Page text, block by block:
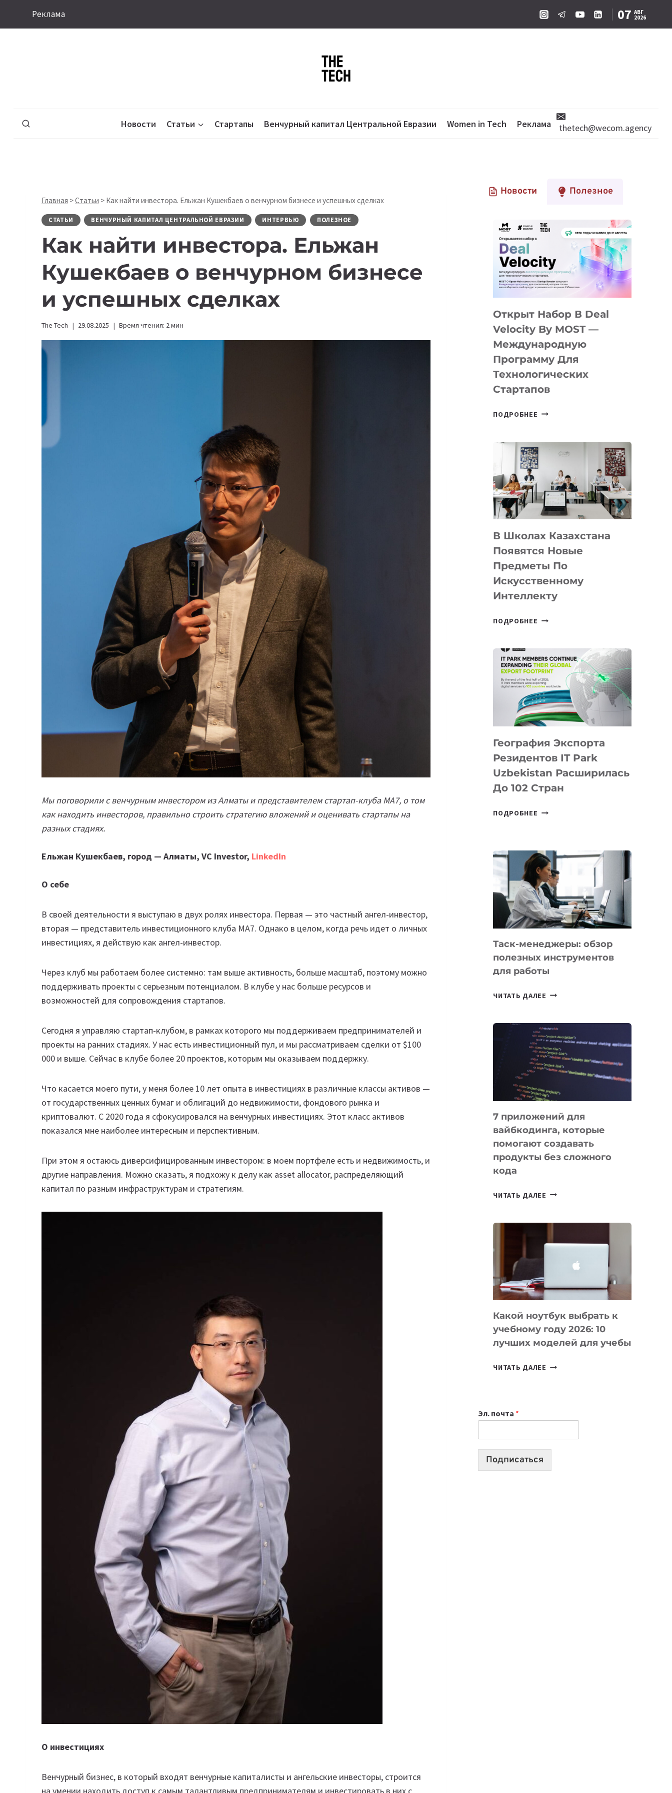
Реклама 07 АВГ
2026
Новости Статьи Стартапы Венчурный капитал Центральной Евразии Women in Tech Реклама thetech@wecom.agency
Главная >Статьи > Как найти инвестора. Ельжан Кушекбаев о венчурном бизнесе и успешных сделках
СТАТЬИ ВЕНЧУРНЫЙ КАПИТАЛ ЦЕНТРАЛЬНОЙ ЕВРАЗИИ ИНТЕРВЬЮ ПОЛЕЗНОЕ
Как найти инвестора. Ельжан
Кушекбаев о венчурном бизнесе
и успешных сделках
The Tech 29.08.2025 Время чтения: 2мин
Мы поговорили с венчурным инвестором из Алматы и представителем стартап-клуба MA7, о том
как находить инвесторов, правильно строить стратегию вложений и оценивать стартапы на
разных стадиях.
Ельжан Кушекбаев, город — Алматы, VC Investor, LinkedIn
О себе
В своей деятельности я выступаю в двух ролях инвестора. Первая — это частный ангел-инвестор,
вторая — представитель инвестиционного клуба MA7. Однако в целом, когда речь идет о личных
инвестициях, я действую как ангел-инвестор.
Через клуб мы работаем более системно: там выше активность, больше масштаб, поэтому можно
поддерживать проекты с серьезным потенциалом. В клубе у нас больше ресурсов и
возможностей для сопровождения стартапов.
Сегодня я управляю стартап-клубом, в рамках которого мы поддерживаем предпринимателей и
проекты на ранних стадиях. У нас есть инвестиционный пул, и мы рассматриваем сделки от $100
000 и выше. Сейчас в клубе более 20 проектов, которым мы оказываем поддержку.
Что касается моего пути, у меня более 10 лет опыта в инвестициях в различные классы активов —
от государственных ценных бумаг и облигаций до недвижимости, фондового рынка и
криптовалют. С 2020 года я сфокусировался на венчурных инвестициях. Этот класс активов
показался мне наиболее интересным и перспективным.
При этом я остаюсь диверсифицированным инвестором: в моем портфеле есть и недвижимость, и
другие направления. Можно сказать, я подхожу к делу как asset allocator, распределяющий
капитал по разным инфраструктурам и стратегиям.
О инвестициях
Венчурный бизнес, в который входят венчурные капиталисты и ангельские инвесторы, строится
на умении находить доступ к самым талантливым предпринимателям и инвестировать в них с
Новости Полезное
Открыт Набор В Deal
Velocity By MOST —
Международную
Программу Для
Технологических
Стартапов
ПОДРОБНЕЕ ОТКРЫТ
DEAL
VELOCITY
MOST
—
МЕЖДУНАРОДНУЮ
ДЛЯ
ТЕХНОЛОГИЧЕСКИХ
СТАРТАПОВ
В Школах Казахстана
Появятся Новые
Предметы По
Искусственному
Интеллекту
ПОДРОБНЕЕ
ПОЯВЯТСЯ
НОВЫЕ
ПРЕДМЕТЫ
ПО
ИСКУССТВЕННОМУ
ИНТЕЛЛЕКТУ
География Экспорта
Резидентов IT Park
Uzbekistan Расширилась
До 102 Стран
ПОДРОБНЕЕ ГЕОГРАФИЯ
PARK
UZBEKISTAN
РАСШИРИЛАСЬ
ДО
102
СТРАН
Таск-менеджеры: обзор
полезных инструментов
для работы
ЧИТАТЬ ДАЛЕЕ ТАСК-
ПОЛЕЗНЫХ
ИНСТРУМЕНТОВ
ДЛЯ
РАБОТЫ
7 приложений для
вайбкодинга, которые
помогают создавать
продукты без сложного
кода
ЧИТАТЬ ДАЛЕЕ
КОТОРЫЕ
СОЗДАВАТЬ
БЕЗ
КОДА
Какой ноутбук выбрать к
учебному году 2026: 10
лучших моделей для учебы
ЧИТАТЬ ДАЛЕЕ КАКОЙ
2026:
10
Эл. почта *
Подписаться